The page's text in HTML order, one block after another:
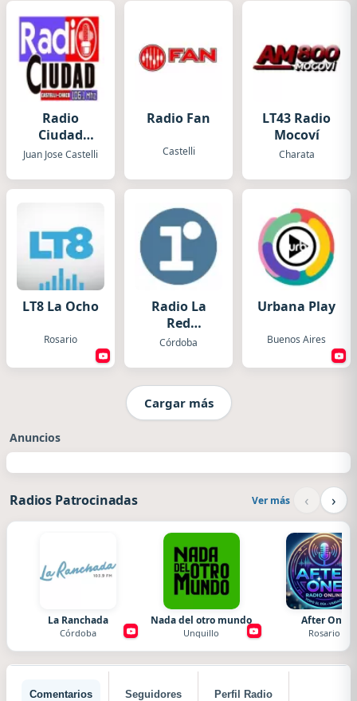
Radio
Ciudad
Castelli
Juan Jose Castelli
Radio Fan
Castelli
LT43 Radio
Mocoví
Charata
LT8 La Ocho
Rosario
Radio La
Red
Córdoba
Córdoba
Urbana Play
Buenos Aires
Cargar más
Anuncios
Radios Patrocinadas Ver más ‹ ›
La Ranchada
Córdoba
Nada del otro mundo
Unquillo
After One
Rosario
Comentarios Seguidores Perfil Radio